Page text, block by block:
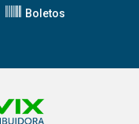
Boletos